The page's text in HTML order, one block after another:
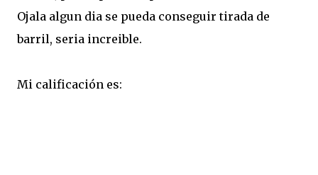
Ojala algun dia se pueda conseguir tirada de
barril, seria increible.
Mi calificación es: